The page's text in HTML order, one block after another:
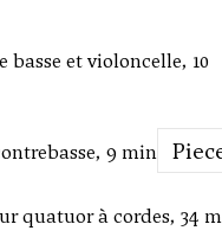
et violoncelle, 10
9 min
quatuor à cordes, 34